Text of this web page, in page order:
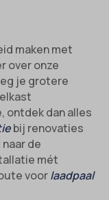
maken met
over onze
je grotere
dan alles
bij renovaties
de
mét
voorlaadpaal